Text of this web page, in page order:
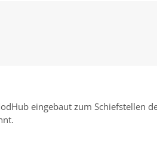
eingebaut zum